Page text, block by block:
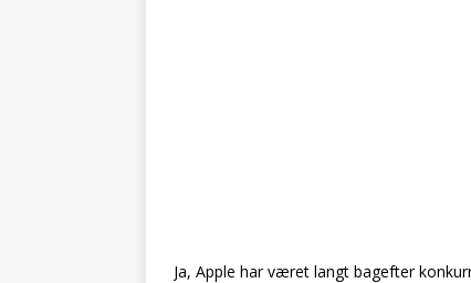
Ja, Apple har været langt bagefter